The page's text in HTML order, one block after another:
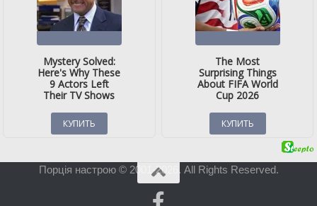
Порція настрою © 2001-2026. All Rights Reserved.